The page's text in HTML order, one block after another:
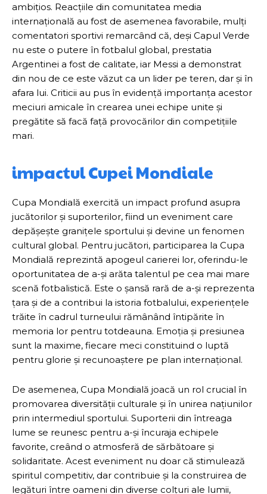
ambițios. Reacțiile din comunitatea media
internațională au fost de asemenea favorabile, mulți
comentatori sportivi remarcând că, deși Capul Verde
nu este o putere în fotbalul global, prestatia
Argentinei a fost de calitate, iar Messi a demonstrat
din nou de ce este văzut ca un lider pe teren, dar și în
afara lui. Criticii au pus în evidență importanța acestor
meciuri amicale în crearea unei echipe unite și
pregătite să facă față provocărilor din competițiile
mari.
impactul Cupei Mondiale
Cupa Mondială exercită un impact profund asupra
jucătorilor și suporterilor, fiind un eveniment care
depășește granițele sportului și devine un fenomen
cultural global. Pentru jucători, participarea la Cupa
Mondială reprezintă apogeul carierei lor, oferindu-le
oportunitatea de a-și arăta talentul pe cea mai mare
scenă fotbalistică. Este o șansă rară de a-și reprezenta
țara și de a contribui la istoria fotbalului, experiențele
trăite în cadrul turneului rămânând întipărite în
memoria lor pentru totdeauna. Emoția și presiunea
sunt la maxime, fiecare meci constituind o luptă
pentru glorie și recunoaștere pe plan internațional.
De asemenea, Cupa Mondială joacă un rol crucial în
promovarea diversității culturale și în unirea națiunilor
prin intermediul sportului. Suporterii din întreaga
lume se reunesc pentru a-și încuraja echipele
favorite, creând o atmosferă de sărbătoare și
solidaritate. Acest eveniment nu doar că stimulează
spiritul competitiv, dar contribuie și la construirea de
legături între oameni din diverse colțuri ale lumii,